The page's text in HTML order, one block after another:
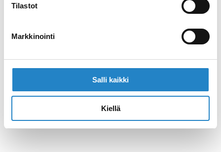
Tilastot
Markkinointi
Salli kaikki
Kiellä